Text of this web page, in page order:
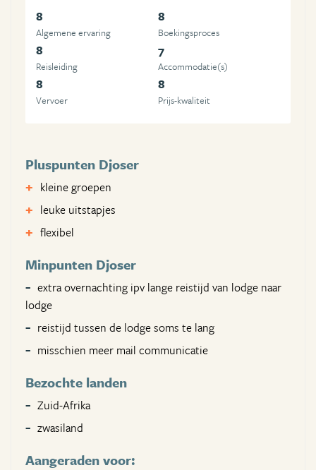
8
Algemene ervaring
8
Boekingsproces
8
Reisleiding
7
Accommodatie(s)
8
Vervoer
8
Prijs-kwaliteit
Pluspunten Djoser
kleine groepen
leuke uitstapjes
flexibel
Minpunten Djoser
extra overnachting ipv lange reistijd van lodge naar
lodge
reistijd tussen de lodge soms te lang
misschien meer mail communicatie
Bezochte landen
Zuid-Afrika
zwasiland
Aangeraden voor: